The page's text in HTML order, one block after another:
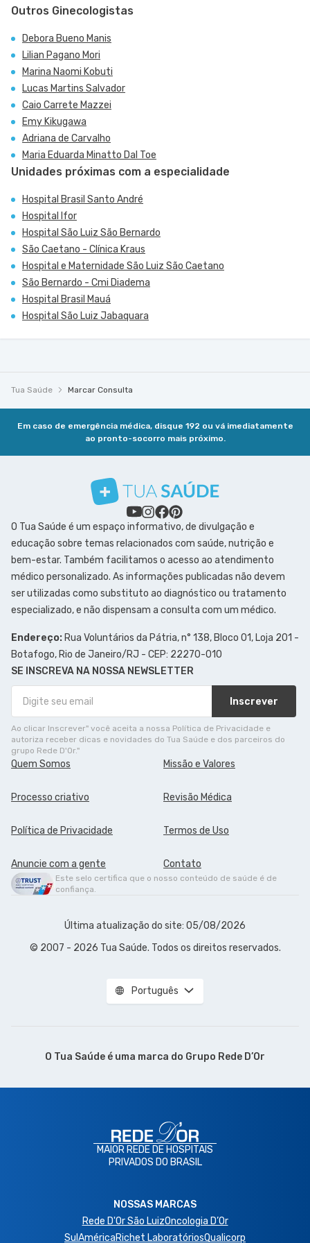
Outros Ginecologistas
Debora Bueno Manis
Lilian Pagano Mori
Marina Naomi Kobuti
Lucas Martins Salvador
Caio Carrete Mazzei
Emy Kikugawa
Adriana de Carvalho
Maria Eduarda Minatto Dal Toe
Unidades próximas com a especialidade
Hospital Brasil Santo André
Hospital Ifor
Hospital São Luiz São Bernardo
São Caetano - Clínica Kraus
Hospital e Maternidade São Luiz São Caetano
São Bernardo - Cmi Diadema
Hospital Brasil Mauá
Hospital São Luiz Jabaquara
Tua Saúde Marcar Consulta
Em caso de emergência médica, disque 192 ou vá imediatamente
ao pronto-socorro mais próximo.
O Tua Saúde é um espaço informativo, de divulgação e
educação sobre temas relacionados com saúde, nutrição e
bem-estar. Também facilitamos o acesso ao atendimento
médico personalizado. As informações publicadas não devem
ser utilizadas como substituto ao diagnóstico ou tratamento
especializado, e não dispensam a consulta com um médico.
Endereço: Rua Voluntários da Pátria, n° 138, Bloco 01, Loja 201 -
Botafogo, Rio de Janeiro/RJ - CEP: 22270-010
SE INSCREVA NA NOSSA NEWSLETTER
Inscrever
Ao clicar Inscrever" você aceita a nossa Política de Privacidade e
autoriza receber dicas e novidades do Tua Saúde e dos parceiros do
grupo Rede D'Or."
Quem Somos Missão e Valores
Processo criativo Revisão Médica
Política de Privacidade Termos de Uso
Anuncie com a gente Contato
Este selo certifica que o nosso conteúdo de saúde é de
confiança.
Última atualização do site: 05/08/2026
© 2007 - 2026 Tua Saúde. Todos os direitos reservados.
Português
O Tua Saúde é uma marca do Grupo Rede D’Or
MAIOR REDE DE HOSPITAIS
PRIVADOS DO BRASIL
NOSSAS MARCAS
Rede D'Or São LuizOncologia D’Or
SulAméricaRichet LaboratóriosQualicorp